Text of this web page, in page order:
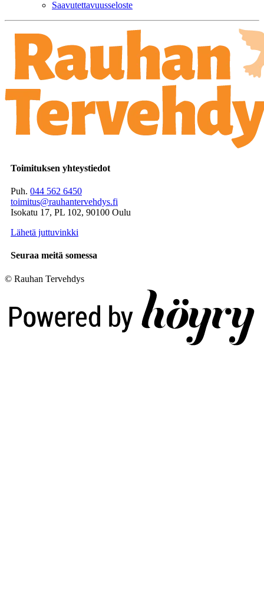
Saavutettavuusseloste
Toimituksen yhteystiedot
Puh. 044 562 6450
toimitus@rauhantervehdys.fi
Isokatu 17, PL 102, 90100 Oulu
Lähetä juttuvinkki
Seuraa meitä somessa
© Rauhan Tervehdys